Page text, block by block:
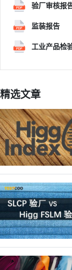
验厂审核报
监装报告
工业产品检
精选文章